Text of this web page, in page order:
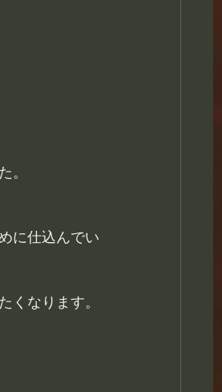
。
に仕込んでい
くなります。